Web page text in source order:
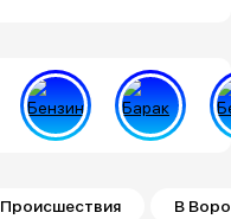
Происшествия В